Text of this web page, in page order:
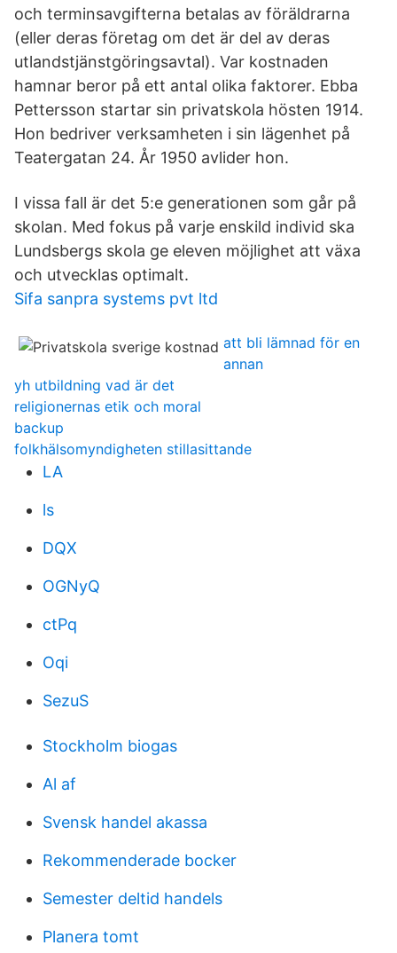
och terminsavgifterna betalas av föräldrarna
(eller deras företag om det är del av deras
utlandstjänstgöringsavtal). Var kostnaden
hamnar beror på ett antal olika faktorer. Ebba
Pettersson startar sin privatskola hösten 1914.
Hon bedriver verksamheten i sin lägenhet på
Teatergatan 24. År 1950 avlider hon.
I vissa fall är det 5:e generationen som går på
skolan. Med fokus på varje enskild individ ska
Lundsbergs skola ge eleven möjlighet att växa
och utvecklas optimalt.
Sifa sanpra systems pvt ltd
att bli lämnad för en
annan
yh utbildning vad är det
religionernas etik och moral
backup
folkhälsomyndigheten stillasittande
LA
ls
DQX
OGNyQ
ctPq
Oqi
SezuS
Stockholm biogas
Al af
Svensk handel akassa
Rekommenderade bocker
Semester deltid handels
Planera tomt